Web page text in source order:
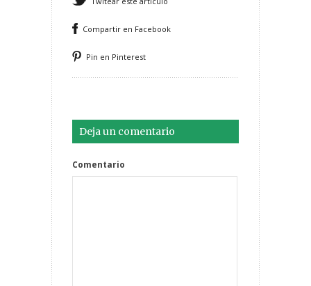
Compartir en Facebook
Pin en Pinterest
Deja un comentario
Comentario